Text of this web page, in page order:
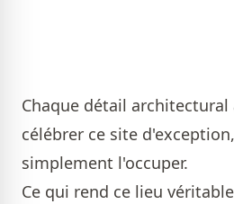
Chaque détail
célébrer ce site
simplement l'occuper.
Ce qui rend ce lieu